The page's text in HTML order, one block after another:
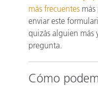
más frecuentes
enviar este
quizás alguien más
pregunta.
Cómo